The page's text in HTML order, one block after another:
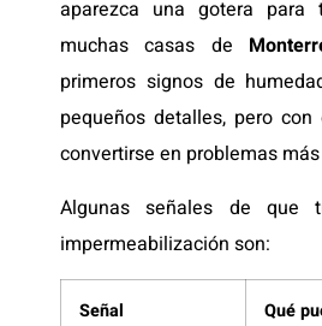
aparezca una gotera para
muchas casas de
primeros signos de
pequeños detalles, pero
convertirse en problemas
Algunas señales de que
impermeabilización son:
Señal Qué